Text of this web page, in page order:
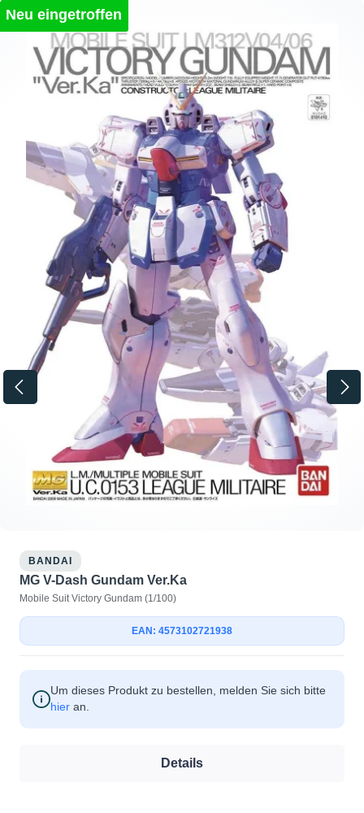
Neu eingetroffen
BANDAI
MG V-Dash Gundam Ver.Ka
Mobile Suit Victory Gundam (1/100)
EAN: 4573102721938
Um dieses Produkt zu bestellen, melden Sie sich bitte
hier an.
Details